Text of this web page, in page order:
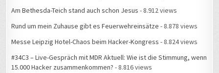
Am Bethesda-Teich stand auch schon Jesus - 8.912 views
Rund um mein Zuhause gibt es Feuerwehreinsätze - 8.878 views
Messe Leipzig Hotel-Chaos beim Hacker-Kongress - 8.824 views
#34C3 – Live-Gespräch mit MDR Aktuell: Wie ist die Stimmung, wenn
15.000 Hacker zusammenkommen? - 8.816 views